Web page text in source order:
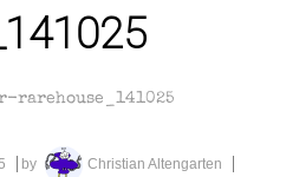
rarehouse_141025
by Christian Altengarten